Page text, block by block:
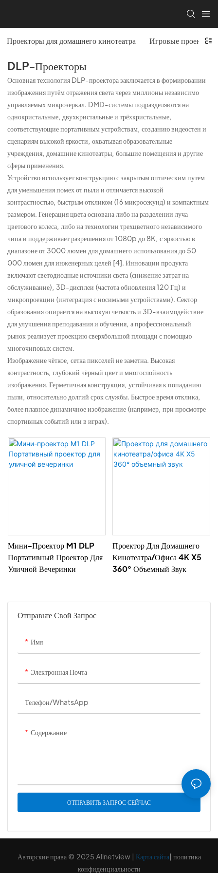
Проекторы для домашнего кинотеатра Игровые проекторы
DLP-Проекторы
Основная технология DLP-проектора заключается в формировании
изображения путём отражения света через миллионы независимо
управляемых микрозеркал. DMD-системы подразделяются на
однокристальные, двухкристальные и трёхкристальные,
соответствующие портативным устройствам, созданию видеостен и
сценариям высокой яркости, охватывая образовательные
учреждения, домашние кинотеатры, большие помещения и другие
сферы применения.
Устройство использует конструкцию с закрытым оптическим путем
для уменьшения помех от пыли и отличается высокой
контрастностью, быстрым откликом (16 микросекунд) и компактным
размером. Генерация цвета основана либо на разделении луча
цветового колеса, либо на технологии трехцветного независимого
чипа и поддерживает разрешения от 1080p до 8K, с яркостью в
диапазоне от 3000 люмен для домашнего использования до 50
000 люмен для инженерных целей [4]. Инновации продукта
включают светодиодные источники света (снижение затрат на
обслуживание), 3D-дисплеи (частота обновления 120 Гц) и
микропроекции (интеграция с носимыми устройствами). Сектор
образования опирается на высокую четкость и 3D-взаимодействие
для улучшения преподавания и обучения, а профессиональный
рынок реализует проекцию сверхбольшой площади с помощью
многочиповых систем.
Изображение чёткое, сетка пикселей не заметна. Высокая
контрастность, глубокий чёрный цвет и многослойность
изображения. Герметичная конструкция, устойчивая к попаданию
пыли, относительно долгий срок службы. Быстрое время отклика,
более плавное динамичное изображение (например, при просмотре
спортивных событий или в играх).
Отправьте Свой Запрос
Имя
Электронная Почта
Телефон/WhatsApp
Содержание
ОТПРАВИТЬ ЗАПРОС СЕЙЧАС
Мини-Проектор M1 DLP
Портативный Проектор Для
Уличной Вечеринки
Проектор Для Домашнего
Кинотеатра/офиса 4K X5
360° Объемный Звук
Авторские права © 2025 Allnetview | Карта сайта| политика
конфиденциальности